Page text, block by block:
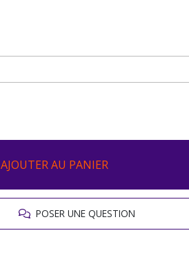
AJOUTER AU PANIER
POSER UNE QUESTION